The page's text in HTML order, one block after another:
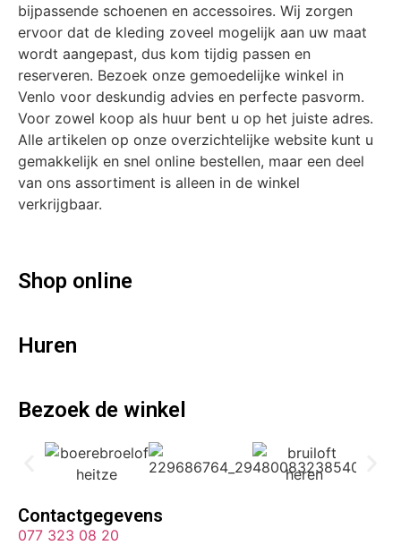
bijpassende schoenen en accessoires. Wij zorgen
ervoor dat de kleding zoveel mogelijk aan uw maat
wordt aangepast, dus kom tijdig passen en
reserveren. Bezoek onze gemoedelijke winkel in
Venlo voor deskundig advies en perfecte pasvorm.
Voor zowel koop als huur bent u op het juiste adres.
Alle artikelen op onze overzichtelijke website kunt u
gemakkelijk en snel online bestellen, maar een deel
van ons assortiment is alleen in de winkel
verkrijgbaar.
Shop online
Huren
Bezoek de winkel
Contactgegevens
077 323 08 20